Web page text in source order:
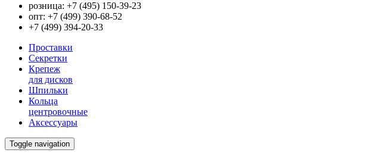
розница: +7 (495) 150-39-23
опт: +7 (499) 390-68-52
+7 (499) 394-20-33
Проставки
Секретки
Крепеж
для дисков
Шпильки
Кольца
центровочные
Аксессуары
Toggle navigation